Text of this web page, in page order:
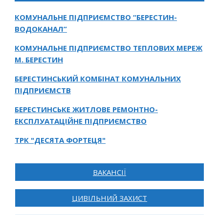
КОМУНАЛЬНЕ ПІДПРИЄМСТВО “БЕРЕСТИН-
ВОДОКАНАЛ”
КОМУНАЛЬНЕ ПІДПРИЄМСТВО ТЕПЛОВИХ МЕРЕЖ
М. БЕРЕСТИН
БЕРЕСТИНСЬКИЙ КОМБІНАТ КОМУНАЛЬНИХ
ПІДПРИЄМСТВ
БЕРЕСТИНСЬКЕ ЖИТЛОВЕ РЕМОНТНО-
ЕКСПЛУАТАЦІЙНЕ ПІДПРИЄМСТВО
ТРК "ДЕСЯТА ФОРТЕЦЯ"
ВАКАНСІЇ
ЦИВІЛЬНИЙ ЗАХИСТ